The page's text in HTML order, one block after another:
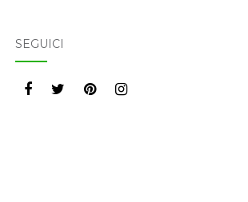
SEGUICI